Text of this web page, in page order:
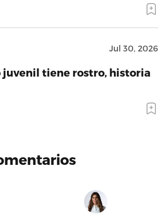
Jul 30, 2026
juvenil tiene rostro, historia